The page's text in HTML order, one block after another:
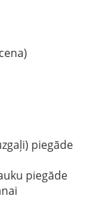
piegāde
piegāde